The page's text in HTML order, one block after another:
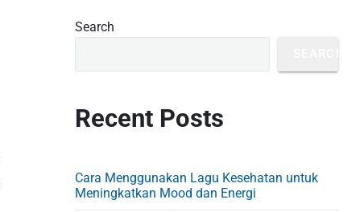
Search
Recent Posts
Cara Menggunakan Lagu Kesehatan untuk
Meningkatkan Mood dan Energi